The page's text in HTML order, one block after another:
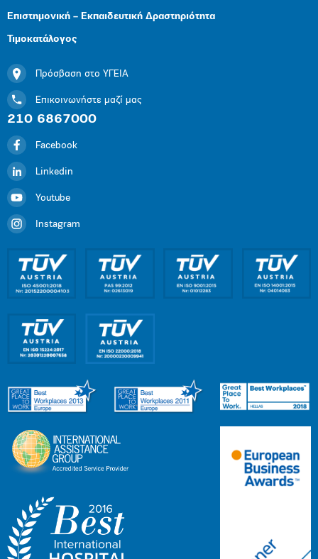
Επιστημονική – Εκπαιδευτική Δραστηριότητα
Τιμοκατάλογος
Πρόσβαση στο ΥΓΕΙΑ
Επικοινωνήστε μαζί μας
210 6867000
Facebook
Linkedin
Youtube
Instagram